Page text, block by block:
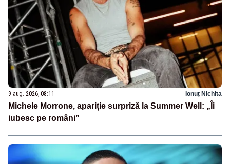
9 aug. 2026, 08:11 Ionuț Nichita
Michele Morrone, apariție surpriză la Summer Well: „Îi
iubesc pe români”